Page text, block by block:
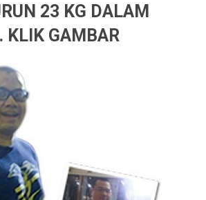
23 KG DALAM
KLIK GAMBAR